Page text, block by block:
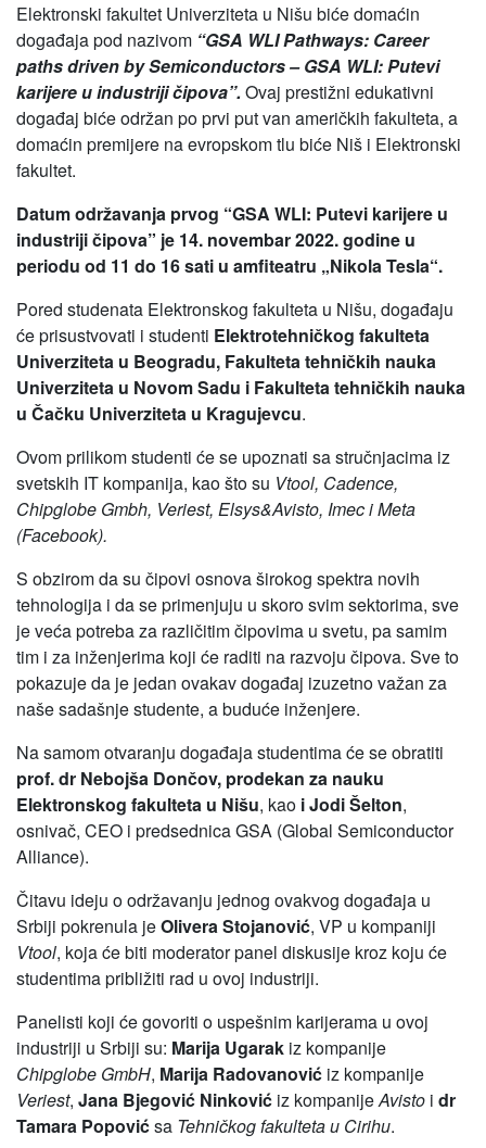
Elektronski fakultet Univerziteta u Nišu biće domaćin
događaja pod nazivom “GSA WLI Pathways: Career
paths driven by Semiconductors – GSA WLI: Putevi
karijere u industriji čipova”. Ovaj prestižni edukativni
događaj biće održan po prvi put van američkih fakulteta, a
domaćin premijere na evropskom tlu biće Niš i Elektronski
fakultet.
Datum održavanja prvog “GSA WLI: Putevi karijere u
industriji čipova” je 14. novembar 2022. godine u
periodu od 11 do 16 sati u amfiteatru „Nikola Tesla“.
Pored studenata Elektronskog fakulteta u Nišu, događaju
će prisustvovati i studenti Elektrotehničkog fakulteta
Univerziteta u Beogradu, Fakulteta tehničkih nauka
Univerziteta u Novom Sadu i Fakulteta tehničkih nauka
u Čačku Univerziteta u Kragujevcu.
Ovom prilikom studenti će se upoznati sa stručnjacima iz
svetskih IT kompanija, kao što su Vtool, Cadence,
Chipglobe Gmbh, Veriest, Elsys&Avisto, Imec i Meta
(Facebook).
S obzirom da su čipovi osnova širokog spektra novih
tehnologija i da se primenjuju u skoro svim sektorima, sve
je veća potreba za različitim čipovima u svetu, pa samim
tim i za inženjerima koji će raditi na razvoju čipova. Sve to
pokazuje da je jedan ovakav događaj izuzetno važan za
naše sadašnje studente, a buduće inženjere.
Na samom otvaranju događaja studentima će se obratiti
prof. dr Nebojša Dončov, prodekan za nauku
Elektronskog fakulteta u Nišu, kao i Jodi Šelton,
osnivač, CEO i predsednica GSA (Global Semiconductor
Alliance).
Čitavu ideju o održavanju jednog ovakvog događaja u
Srbiji pokrenula jeOlivera Stojanović, VP u kompaniji
Vtool, koja će biti moderator panel diskusije kroz koju će
studentima približiti rad u ovoj industriji.
Panelisti koji će govoriti o uspešnim karijerama u ovoj
industriji u Srbiji su: Marija Ugarak iz kompanije
Chipglobe GmbH, Marija Radovanović iz kompanije
Veriest, Jana Bjegović Ninković iz kompanijeAvisto i dr
Tamara Popovićsa Tehničkog fakulteta u Cirihu.